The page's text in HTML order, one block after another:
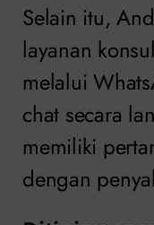
Selain itu,
layanan
melalui
chat secara
memiliki
dengan